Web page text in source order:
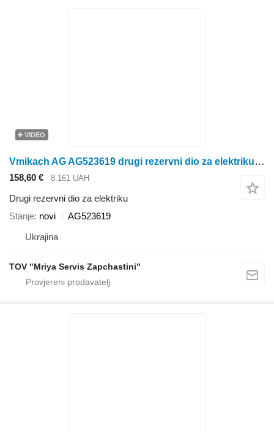
VIDEO
Vmikach AG AG523619 drugi rezervni dio za elektriku za rasipača gnojiva
158,60 € 8.161 UAH
Drugi rezervni dio za elektriku
Stanje novi
AG523619
Ukrajina
TOV "Mriya Servis Zapchastini"